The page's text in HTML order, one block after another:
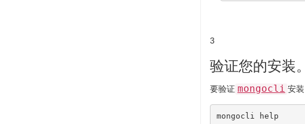
3
验证您的安装。
要验证 mongocli 安
mongocli help